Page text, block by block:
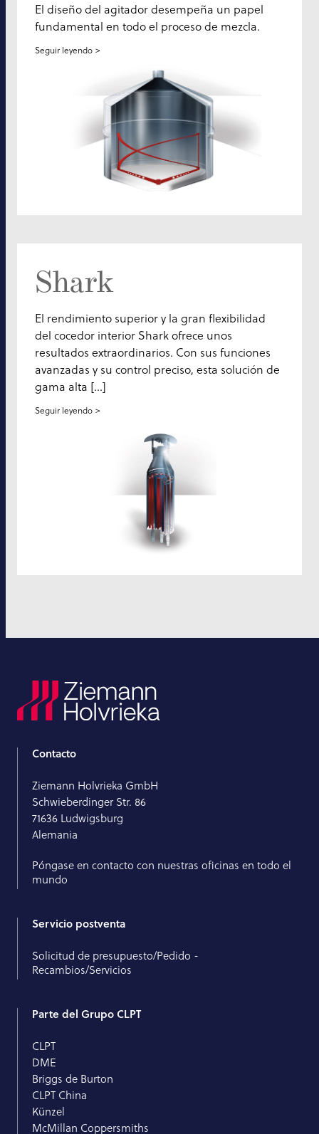
El diseño del agitador desempeña un papel
fundamental en todo el proceso de mezcla.
Seguir leyendo
Shark
El rendimiento superior y la gran flexibilidad
del cocedor interior Shark ofrece unos
resultados extraordinarios. Con sus funciones
avanzadas y su control preciso, esta solución de
gama alta [...]
Seguir leyendo
Contacto
Ziemann Holvrieka GmbH
Schwieberdinger Str. 86
71636 Ludwigsburg
Alemania
Póngase en contacto con nuestras oficinas en todo el
mundo
Servicio postventa
Solicitud de presupuesto/Pedido -
Recambios/Servicios
Parte del Grupo CLPT
CLPT
DME
Briggs de Burton
CLPT China
Künzel
McMillan Coppersmiths